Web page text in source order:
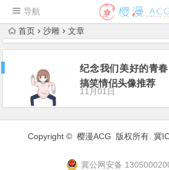
导航
首页 沙雕 文章
纪念我们美好的青
搞笑情侣头像推荐
11月01日
Copyright © 樱漫ACG 版权所有. 冀
冀公网安备